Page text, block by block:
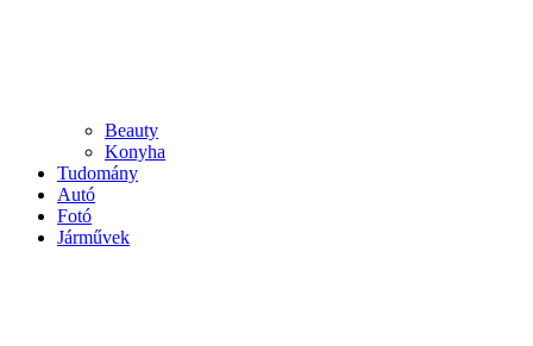
Beauty
Konyha
Tudomány
Autó
Fotó
Járművek